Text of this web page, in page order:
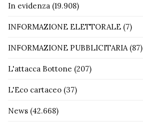
In evidenza (19.908)
INFORMAZIONE ELETTORALE (7)
INFORMAZIONE PUBBLICITARIA(87)
L'attacca Bottone (207)
L'Eco cartaceo (37)
News (42.668)